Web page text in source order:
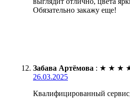
Обязательно закажу еще!
Забава Артёмова : ★ ★ ★
26.03.2025
Квалифицированный